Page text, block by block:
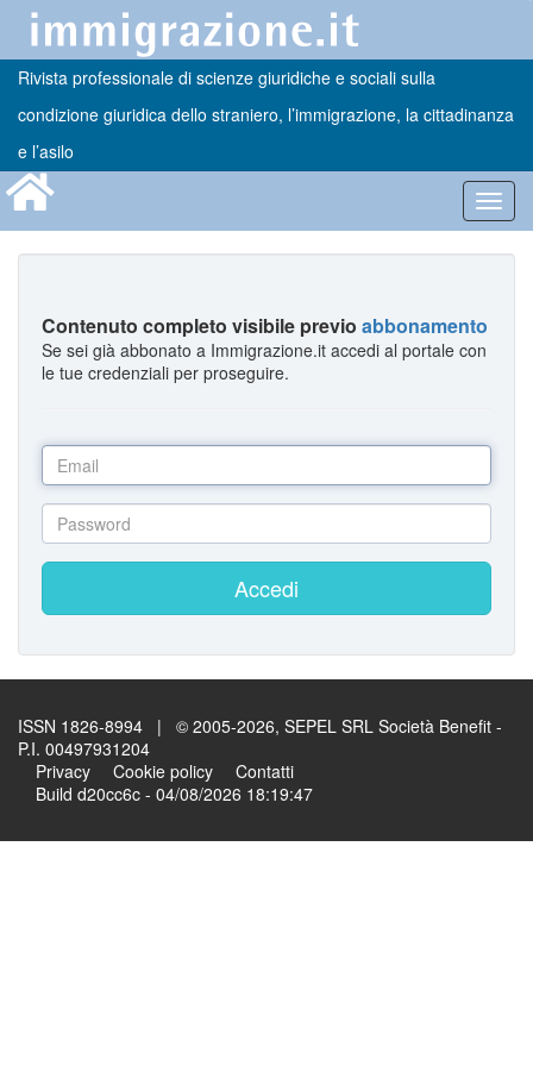
Rivista professionale di scienze giuridiche e sociali sulla
condizione giuridica dello straniero, l’immigrazione, la cittadinanza
e l’asilo
Contenuto completo visibile previo abbonamento
Se sei già abbonato a Immigrazione.it accedi al portale con
le tue credenziali per proseguire.
Accedi
ISSN 1826-8994 | © 2005-2026, SEPEL SRL Società Benefit -
P.I. 00497931204
Privacy
Cookie policy
Contatti
Build d20cc6c - 04/08/2026 18:19:47